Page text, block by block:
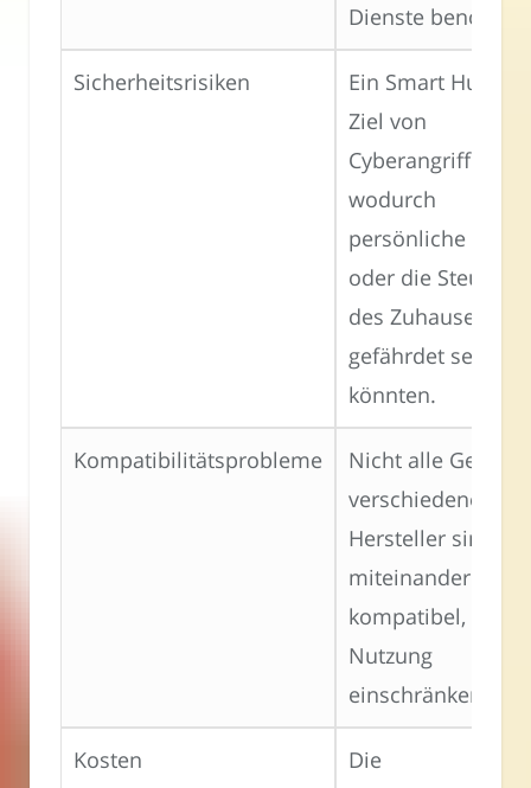
Dienste benötigt.
Sicherheitsrisiken
Ein Smart Hub
Ziel von
Cyberangriffen
wodurch
persönliche Daten
oder die
des Zuhauses
gefährdet sein
könnten.
Kompatibilitätsprobleme
Nicht alle Geräte
verschiedener
Hersteller sind
miteinander
kompatibel, was
Nutzung
einschränken
Kosten
Die